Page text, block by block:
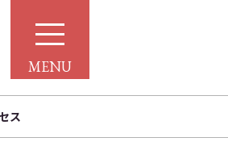
MENU
ス